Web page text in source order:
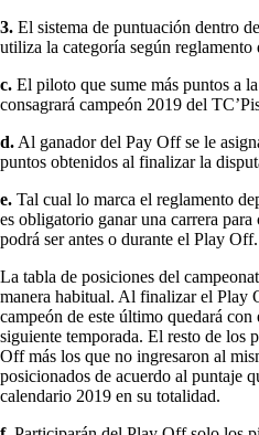
3. El sistema de puntuación dentro
utiliza la categoría según reglamento
c. El piloto que sume más puntos a
consagrará campeón 2019 del
d. Al ganador del Pay Off se le
puntos obtenidos al finalizar la
e. Tal cual lo marca el reglamento
es obligatorio ganar una carrera para
podrá ser antes o durante el Play Off.
La tabla de posiciones del
manera habitual. Al finalizar el Play
campeón de este último quedará
siguiente temporada. El resto de los
Off más los que no ingresaron al
posicionados de acuerdo al puntaje
calendario 2019 en su totalidad.